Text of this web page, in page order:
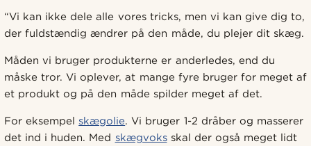
“Vi kan ikke dele alle vores tricks, men vi kan give dig to,
der fuldstændig ændrer på den måde, du plejer dit skæg.
Måden vi bruger produkterne er anderledes, end du
måske tror. Vi oplever, at mange fyre bruger for meget af
et produkt og på den måde spilder meget af det.
For eksempel skægolie. Vi bruger 1-2 dråber og masserer
det ind i huden. Med skægvoksskal der også meget lidt